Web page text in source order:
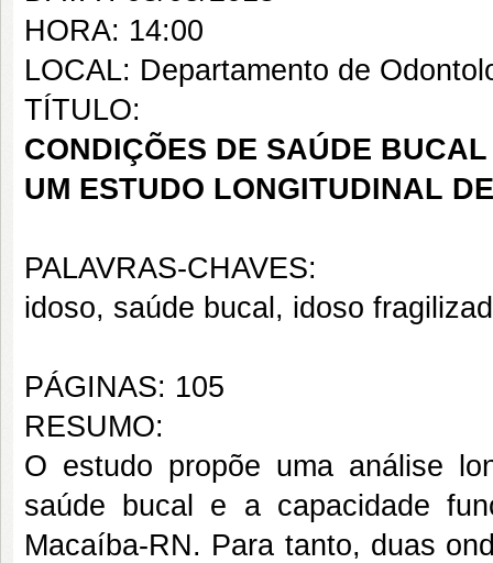
HORA: 14:00
LOCAL: Departamento de
TÍTULO:
CONDIÇÕES DE SAÚDE
UM ESTUDO LONGITUDINAL
PALAVRAS-CHAVES:
idoso, saúde bucal, idoso
PÁGINAS: 105
RESUMO:
O estudo propõe uma análise
saúde bucal e a capacidade
Macaíba-RN. Para tanto, duas